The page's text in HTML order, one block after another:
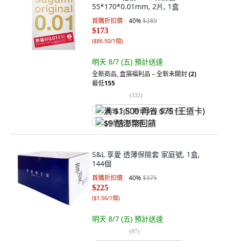
55*170*0.01mm, 2片, 1盒
首購折扣價 40%$289
$173
($86.50/1個)
明天 8/7 (五) 預計送達
全新商品,盒損福利品 – 全新未開封(2)
最低155
(332)
满 $1,500 再省 $75 (王道卡)
$9 酷澎幣回饋
S&L 享愛 透薄保險套 家庭號, 1盒,
144個
首購折扣價 40%$375
$225
($1.56/1個)
明天 8/7 (五) 預計送達
(97)